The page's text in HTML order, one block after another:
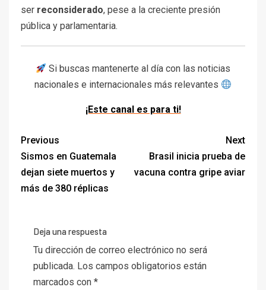
ser reconsiderado, pese a la creciente presión
pública y parlamentaria.
Si buscas mantenerte al día con las noticias
nacionales e internacionales más relevantes
¡Este canal es para ti!
Previous
Sismos en Guatemala
dejan siete muertos y
más de 380 réplicas
Next
Brasil inicia prueba de
vacuna contra gripe aviar
Deja una respuesta
Tu dirección de correo electrónico no será
publicada. Los campos obligatorios están
marcados con *